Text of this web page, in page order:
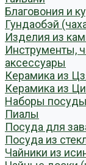
Благовония и
Гундаобэй
Изделия из
Инструменты,
аксессуары
Керамика из
Керамика из
Наборы
Пиалы
Посуда для
Посуда из
Чайники из